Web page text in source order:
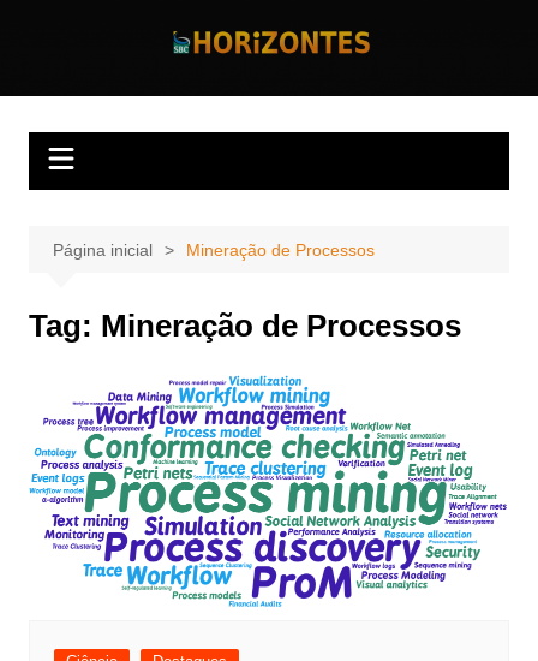
Horizontes
Página inicial Mineração de Processos
Tag: Mineração de Processos